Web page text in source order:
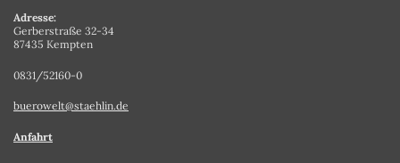
Adresse:
Gerberstraße 32-34
87435 Kempten
0831/52160-0
buerowelt@staehlin.de
Anfahrt